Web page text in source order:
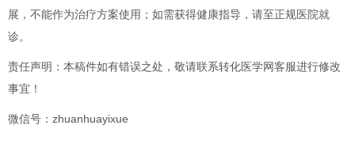
展，不能作为治疗方案使用；如需获得健康指导，请至正规医院就
诊。
责任声明：本稿件如有错误之处，敬请联系转化医学网客服进行修改
事宜！
微信号：zhuanhuayixue